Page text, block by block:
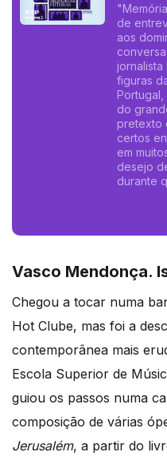
de
aos
jornalista
figuras
do
pretexto
certos
em
desejo
durante
Vasco Mendonça.
Chegou a tocar numa
Hot Clube, mas foi a
contemporânea mais
Escola Superior de
guiou os passos numa
composição de várias
Jerusalém, a partir do